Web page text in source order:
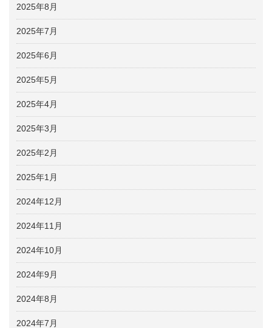
2025年8月
2025年7月
2025年6月
2025年5月
2025年4月
2025年3月
2025年2月
2025年1月
2024年12月
2024年11月
2024年10月
2024年9月
2024年8月
2024年7月